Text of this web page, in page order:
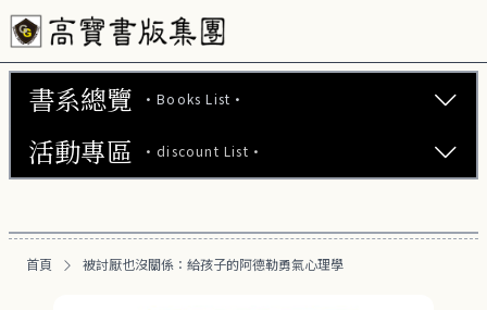
書系總覽 ·Books List·
文學小說 (737)
活動專區 ·discount List·
【2本7折】高寶小說系列全圖鑑書展
首頁 被討厭也沒關係：給孩子的阿德勒勇氣心理學